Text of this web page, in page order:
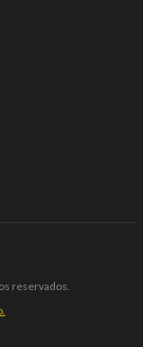
reservados.